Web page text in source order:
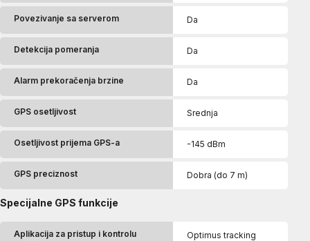
Povezivanje sa serverom Da
Detekcija pomeranja Da
Alarm prekoračenja brzine Da
GPS osetljivost Srednja
Osetljivost prijema GPS-a -145 dBm
GPS preciznost Dobra (do 7 m)
Specijalne GPS funkcije
Aplikacija za pristup i kontrolu
Optimus tracking